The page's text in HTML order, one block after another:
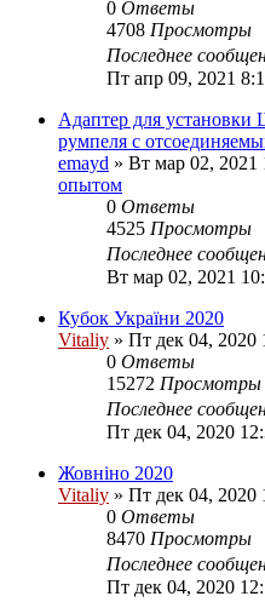
0 Ответы
4708 Просмотры
Последнее
Пт апр 09, 2021
Адаптер для установки
румпеля с
emayd » Вт мар 02, 2021
опытом
0 Ответы
4525 Просмотры
Последнее
Вт мар 02, 2021
Кубок України 2020
Vitaliy » Пт дек 04, 2020
0 Ответы
15272 Просмотры
Последнее
Пт дек 04, 2020
Жовніно 2020
Vitaliy » Пт дек 04, 2020
0 Ответы
8470 Просмотры
Последнее
Пт дек 04, 2020